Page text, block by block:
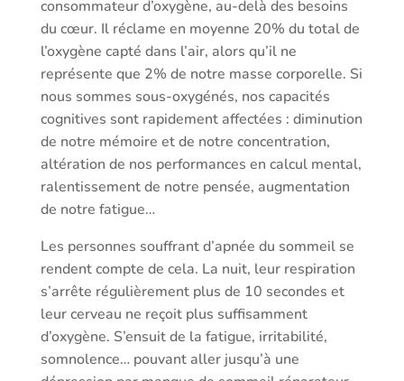
consommateur d’oxygène, au-delà des besoins
du cœur. Il réclame en moyenne 20% du total de
l’oxygène capté dans l’air, alors qu’il ne
représente que 2% de notre masse corporelle. Si
nous sommes sous-oxygénés, nos capacités
cognitives sont rapidement affectées : diminution
de notre mémoire et de notre concentration,
altération de nos performances en calcul mental,
ralentissement de notre pensée, augmentation
de notre fatigue…
Les personnes souffrant d’apnée du sommeil se
rendent compte de cela. La nuit, leur respiration
s’arrête régulièrement plus de 10 secondes et
leur cerveau ne reçoit plus suffisamment
d’oxygène. S’ensuit de la fatigue, irritabilité,
somnolence… pouvant aller jusqu’à une